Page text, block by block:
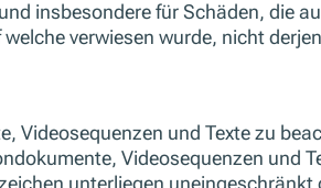
insbesondere für Schäden, die
verwiesen wurde, nicht
Videosequenzen und Texte zu
Videosequenzen und
unterliegen uneingeschränkt